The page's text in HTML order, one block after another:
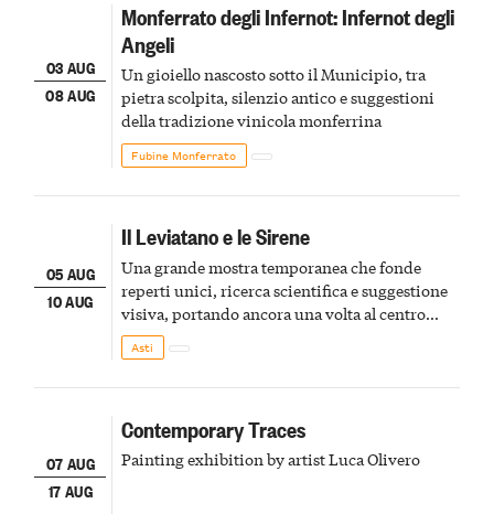
03 AUG
08 AUG
Monferrato degli Infernot: Infernot degli
Angeli
Un gioiello nascosto sotto il Municipio, tra
pietra scolpita, silenzio antico e suggestioni
della tradizione vinicola monferrina
Fubine Monferrato
05 AUG
10 AUG
Il Leviatano e le Sirene
Una grande mostra temporanea che fonde
reperti unici, ricerca scientifica e suggestione
visiva, portando ancora una volta al centro
della scena le meraviglie del passato astigiano
Asti
07 AUG
17 AUG
Contemporary Traces
Painting exhibition by artist Luca Olivero